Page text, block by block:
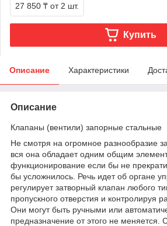
27 850 ₸ от 2 шт.
Купить
Описание Характеристики
Описание
Клапаны (вентили) запорные стальные
Не смотря на огромное разнообразие
вся она обладает одним общим
функционирование если бы не
бы усложнилось. Речь идет об органе
регулирует затворный клапан любого
пропускного отверстия и контролируя
Они могут быть ручными или
предназначение от этого не